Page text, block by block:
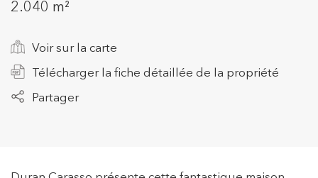
2.040 m²
Voir sur la carte
Télécharger la fiche détaillée de la propriété
Partager